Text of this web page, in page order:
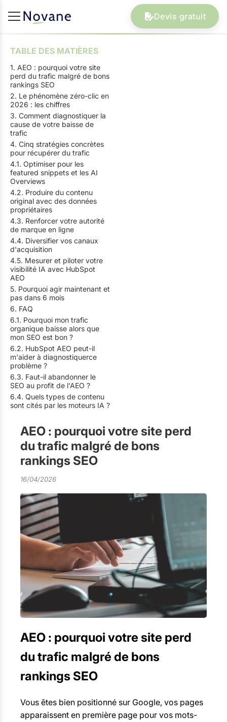
Devis gratuit
TABLE DES MATIÈRES
1. AEO : pourquoi votre site
perd du trafic malgré de bons
rankings SEO
2. Le phénomène zéro-clic en
2026 : les chiffres
3. Comment diagnostiquer la
cause de votre baisse de
trafic
4. Cinq stratégies concrètes
pour récupérer du trafic
4.1. Optimiser pour les
featured snippets et les AI
Overviews
4.2. Produire du contenu
original avec des données
propriétaires
4.3. Renforcer votre autorité
de marque en ligne
4.4. Diversifier vos canaux
d'acquisition
4.5. Mesurer et piloter votre
visibilité IA avec HubSpot
AEO
5. Pourquoi agir maintenant et
pas dans 6 mois
6. FAQ
6.1. Pourquoi mon trafic
organique baisse alors que
mon SEO est bon ?
6.2. HubSpot AEO peut-il
m'aider à diagnostiquerce
problème ?
6.3. Faut-il abandonner le
SEO au profit de l'AEO ?
6.4. Quels types de contenu
sont cités par les moteurs IA ?
AEO : pourquoi votre site perd
du trafic malgré de bons
rankings SEO
16/04/2026
AEO : pourquoi votre site perd
du trafic malgré de bons
rankings SEO
Vous êtes bien positionné sur Google, vos pages
apparaissent en première page pour vos mots-